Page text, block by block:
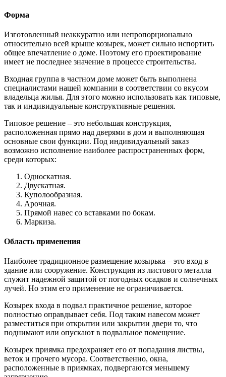
Форма
Изготовленный неаккуратно или непропорционально
относительно всей крыше козырек, может сильно испортить
общее впечатление о доме. Поэтому его проектирование
имеет не последнее значение в процессе строительства.
Входная группа в частном доме может быть выполнена
специалистами нашей компании в соответствии со вкусом
владельца жилья. Для этого можно использовать как типовые,
так и индивидуальные конструктивные решения.
Типовое решение – это небольшая конструкция,
расположенная прямо над дверями в дом и выполняющая
основные свои функции. Под индивидуальный заказ
возможно исполнение наиболее распространенных форм,
среди которых:
Односкатная.
Двускатная.
Куполообразная.
Арочная.
Прямой навес со вставками по бокам.
Маркиза.
Область применения
Наиболее традиционное размещение козырька – это вход в
здание или сооружение. Конструкция из листового металла
служит надежной защитой от погодных осадков и солнечных
лучей. Но этим его применение не ограничивается.
Козырек входа в подвал практичное решение, которое
полностью оправдывает себя. Под таким навесом может
разместиться при открытии или закрытии двери то, что
поднимают или опускают в подвальное помещение.
Козырек приямка предохраняет его от попадания листвы,
веток и прочего мусора. Соответственно, окна,
расположенные в приямках, подвергаются меньшему